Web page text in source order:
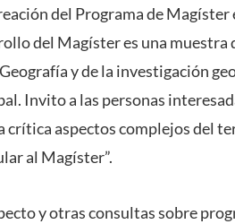
del Programa de Magíster
del Magíster es una
y de la investigación
Invito a las personas
crítica aspectos complejos del
al Magíster”.
y otras consultas sobre